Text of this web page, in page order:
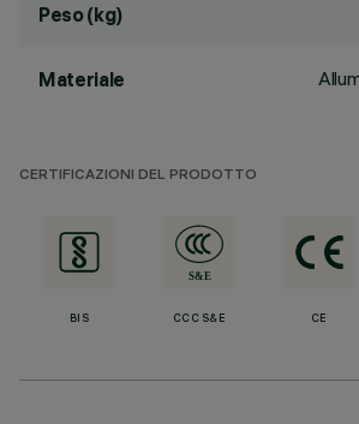
Peso (kg)
Materiale
CERTIFICAZIONI DEL PRODOTTO
BIS CCC S&E CE